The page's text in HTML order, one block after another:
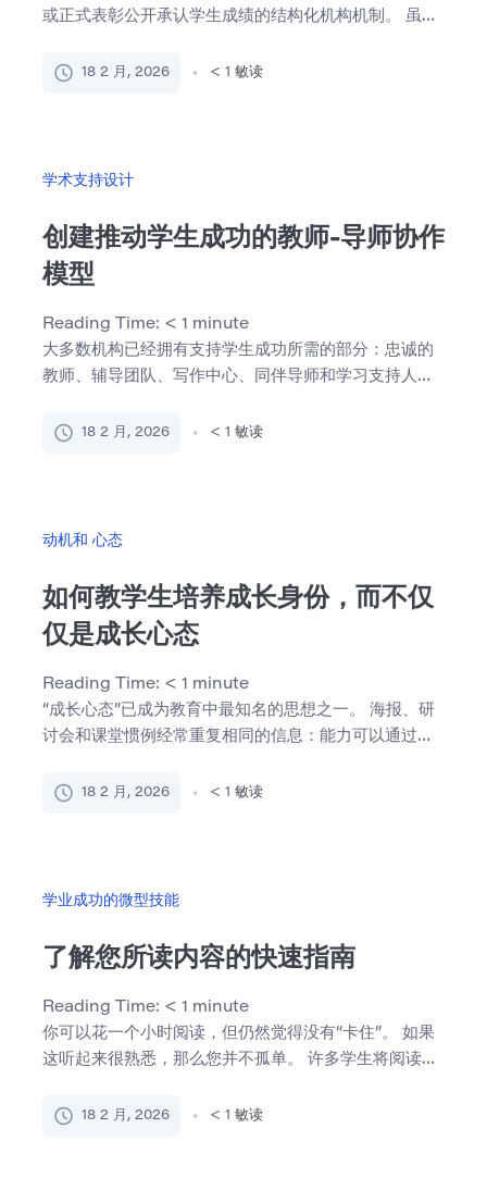
或正式表彰公开承认学生成绩的结构化机构机制。 虽然
18 2 月, 2026 < 1 敏读
学术支持设计
创建推动学生成功的教师-导师协作
模型
Reading Time: < 1 minute
大多数机构已经拥有支持学生成功所需的部分：忠诚的
教师、辅导团队、写作中心、同伴导师和学习支持人
18 2 月, 2026 < 1 敏读
动机和 心态
如何教学生培养成长身份，而不仅
仅是成长心态
Reading Time: < 1 minute
“成长心态”已成为教育中最知名的思想之一。 海报、研
讨会和课堂惯例经常重复相同的信息：能力可以通过努
18 2 月, 2026 < 1 敏读
学业成功的微型技能
了解您所读内容的快速指南
Reading Time: < 1 minute
你可以花一个小时阅读，但仍然觉得没有“卡住”。 如果
这听起来很熟悉，那么您并不孤单。 许多学生将阅读与
18 2 月, 2026 < 1 敏读